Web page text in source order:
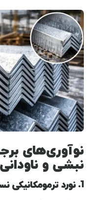
نوآوری‌های
نبشی و ناودانی
1. نورد ترمومکانیکی نسل چهارم (H2)